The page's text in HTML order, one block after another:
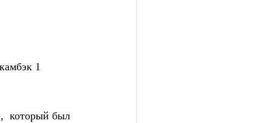
1
который был